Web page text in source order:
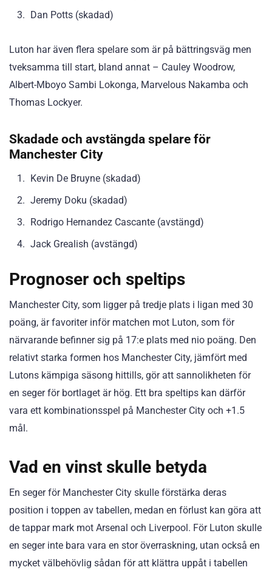
Dan Potts (skadad)
Luton har även flera spelare som är på bättringsväg men
tveksamma till start, bland annat – Cauley Woodrow,
Albert-Mboyo Sambi Lokonga, Marvelous Nakamba och
Thomas Lockyer.
Skadade och avstängda spelare för
Manchester City
Kevin De Bruyne (skadad)
Jeremy Doku (skadad)
Rodrigo Hernandez Cascante (avstängd)
Jack Grealish (avstängd)
Prognoser och speltips
Manchester City, som ligger på tredje plats i ligan med 30
poäng, är favoriter inför matchen mot Luton, som för
närvarande befinner sig på 17:e plats med nio poäng. Den
relativt starka formen hos Manchester City, jämfört med
Lutons kämpiga säsong hittills, gör att sannolikheten för
en seger för bortlaget är hög. Ett bra speltips kan därför
vara ett kombinationsspel på Manchester City och +1.5
mål.
Vad en vinst skulle betyda
En seger för Manchester City skulle förstärka deras
position i toppen av tabellen, medan en förlust kan göra att
de tappar mark mot Arsenal och Liverpool. För Luton skulle
en seger inte bara vara en stor överraskning, utan också en
mycket välbehövlig sådan för att klättra uppåt i tabellen